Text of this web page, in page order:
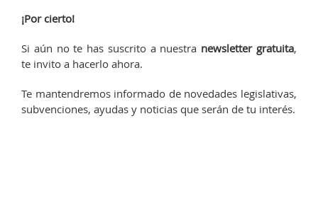
¡Por cierto!
Si aún no te has suscrito a nuestra newsletter gratuita,
te invito a hacerlo ahora.
Te mantendremos informado de novedades legislativas,
subvenciones, ayudas y noticias que serán de tu interés.